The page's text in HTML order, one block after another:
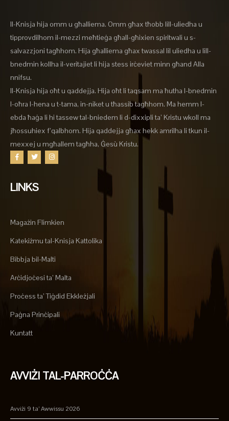
Il-Knisja hija omm u għalliema. Omm għax tħobb lill-uliedha u
tipprovdilhom il-mezzi meħtieġa għall-għixien spiritwali u s-
salvazzjoni tagħhom. Hija għalliema għax twassal lil uliedha u lill-
bnedmin kollha il-veritajiet li hija stess irċeviet minn għand Alla
nnifsu.
Il-Knisja hija oħt u qaddejja. Hija oħt li taqsam ma ħutha l-bnedmin
l-oħra l-hena u t-tama, in-niket u tħassib tagħhom. Ma hemm l-
ebda ħaġa li hi tassew tal-bniedem li d-dixxipli ta’ Kristu wkoll ma
jħossuhiex f’qalbhom. Hija qaddejja għax hekk amrilha li tkun il-
mexxej u mgħallem tagħha, Ġesù Kristu.
LINKS
Magażin Flimkien
Katekiżmu tal-Knisja Kattolika
Bibbja bil-Malti
Arċidjoċesi ta’ Malta
Proċess ta’ Tiġdid Ekkleżjali
Paġna Prinċipali
Kuntatt
AVVIŻI TAL-PARROĊĊA
Avviżi 9 ta’ Awwissu 2026